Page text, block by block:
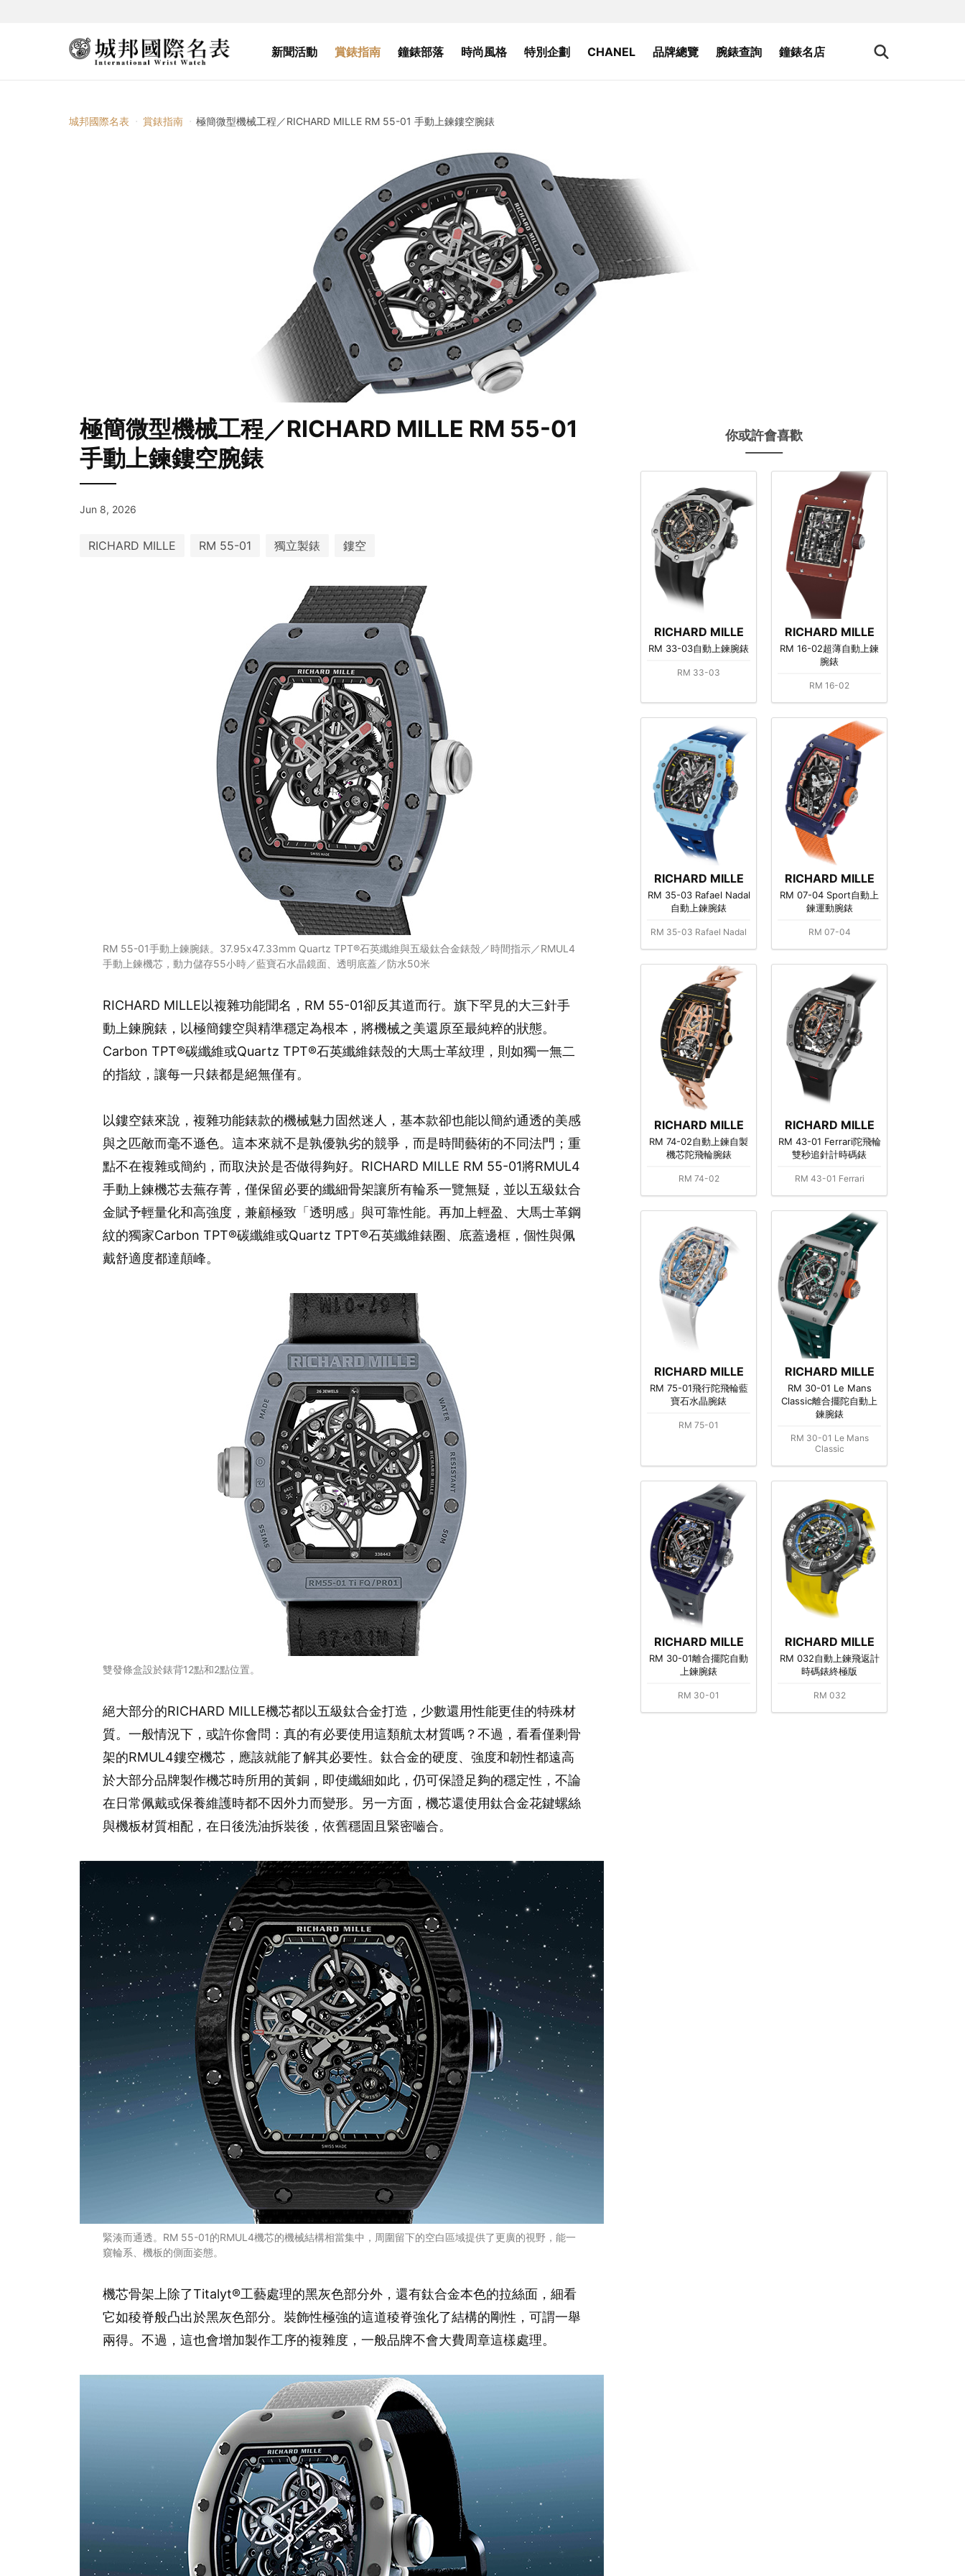
新聞活動 賞錶指南 鐘錶部落 時尚風格 特別企劃 CHANEL 品牌總覽 腕錶查詢 鐘錶名店
城邦國際名表 賞錶指南 極簡微型機械工程／RICHARD MILLE RM 55-01 手動上鍊鏤空腕錶
極簡微型機械工程／RICHARD MILLE RM 55-01
手動上鍊鏤空腕錶
Jun 8, 2026
RICHARD MILLE RM 55-01 獨立製錶 鏤空
RM 55-01手動上鍊腕錶。37.95x47.33mm Quartz TPT®石英纖維與五級鈦合金錶殼／時間指示／RMUL4
手動上鍊機芯，動力儲存55小時／藍寶石水晶鏡面、透明底蓋／防水50米
RICHARD MILLE以複雜功能聞名，RM 55-01卻反其道而行。旗下罕見的大三針手
動上鍊腕錶，以極簡鏤空與精準穩定為根本，將機械之美還原至最純粹的狀態。
Carbon TPT®碳纖維或Quartz TPT®石英纖維錶殼的大馬士革紋理，則如獨一無二
的指紋，讓每一只錶都是絕無僅有。
以鏤空錶來說，複雜功能錶款的機械魅力固然迷人，基本款卻也能以簡約通透的美感
與之匹敵而毫不遜色。這本來就不是孰優孰劣的競爭，而是時間藝術的不同法門；重
點不在複雜或簡約，而取決於是否做得夠好。RICHARD MILLE RM 55-01將RMUL4
手動上鍊機芯去蕪存菁，僅保留必要的纖細骨架讓所有輪系一覽無疑，並以五級鈦合
金賦予輕量化和高強度，兼顧極致「透明感」與可靠性能。再加上輕盈、大馬士革鋼
紋的獨家Carbon TPT®碳纖維或Quartz TPT®石英纖維錶圈、底蓋邊框，個性與佩
戴舒適度都達顛峰。
雙發條盒設於錶背12點和2點位置。
絕大部分的RICHARD MILLE機芯都以五級鈦合金打造，少數還用性能更佳的特殊材
質。一般情況下，或許你會問：真的有必要使用這類航太材質嗎？不過，看看僅剩骨
架的RMUL4鏤空機芯，應該就能了解其必要性。鈦合金的硬度、強度和韌性都遠高
於大部分品牌製作機芯時所用的黃銅，即使纖細如此，仍可保證足夠的穩定性，不論
在日常佩戴或保養維護時都不因外力而變形。另一方面，機芯還使用鈦合金花鍵螺絲
與機板材質相配，在日後洗油拆裝後，依舊穩固且緊密嚙合。
緊湊而通透。RM 55-01的RMUL4機芯的機械結構相當集中，周圍留下的空白區域提供了更廣的視野，能一
窺輪系、機板的側面姿態。
機芯骨架上除了Titalyt®工藝處理的黑灰色部分外，還有鈦合金本色的拉絲面，細看
它如稜脊般凸出於黑灰色部分。裝飾性極強的這道稜脊強化了結構的剛性，可謂一舉
兩得。不過，這也會增加製作工序的複雜度，一般品牌不會大費周章這樣處理。
你或許會喜歡
RICHARD MILLE
RM 33-03自動上鍊腕錶
RM 33-03
RICHARD MILLE
RM 16-02超薄自動上鍊
腕錶
RM 16-02
RICHARD MILLE
RM 35-03 Rafael Nadal
自動上鍊腕錶
RM 35-03 Rafael Nadal
RICHARD MILLE
RM 07-04 Sport自動上
鍊運動腕錶
RM 07-04
RICHARD MILLE
RM 74-02自動上鍊自製
機芯陀飛輪腕錶
RM 74-02
RICHARD MILLE
RM 43-01 Ferrari陀飛輪
雙秒追針計時碼錶
RM 43-01 Ferrari
RICHARD MILLE
RM 75-01飛行陀飛輪藍
寶石水晶腕錶
RM 75-01
RICHARD MILLE
RM 30-01 Le Mans
Classic離合擺陀自動上
鍊腕錶
RM 30-01 Le Mans
Classic
RICHARD MILLE
RM 30-01離合擺陀自動
上鍊腕錶
RM 30-01
RICHARD MILLE
RM 032自動上鍊飛返計
時碼錶終極版
RM 032